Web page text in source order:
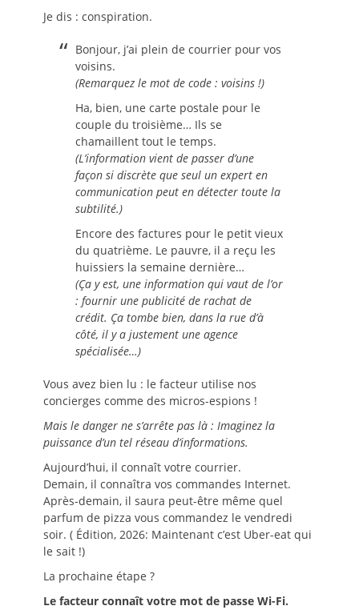
Je dis : conspiration.
Bonjour, j’ai plein de courrier pour vos
voisins.
(Remarquez le mot de code : voisins !)
Ha, bien, une carte postale pour le
couple du troisième… Ils se
chamaillent tout le temps.
(L’information vient de passer d’une
façon si discrète que seul un expert en
communication peut en détecter toute la
subtilité.)
Encore des factures pour le petit vieux
du quatrième. Le pauvre, il a reçu les
huissiers la semaine dernière…
(Ça y est, une information qui vaut de l’or
: fournir une publicité de rachat de
crédit. Ça tombe bien, dans la rue d’à
côté, il y a justement une agence
spécialisée…)
Vous avez bien lu : le facteur utilise nos
concierges comme des micros-espions !
Mais le danger ne s’arrête pas là : Imaginez la
puissance d’un tel réseau d’informations.
Aujourd’hui, il connaît votre courrier.
Demain, il connaîtra vos commandes Internet.
Après-demain, il saura peut-être même quel
parfum de pizza vous commandez le vendredi
soir. ( Édition, 2026: Maintenant c’est Uber-eat qui
le sait !)
La prochaine étape ?
Le facteur connaît votre mot de passe Wi-Fi.